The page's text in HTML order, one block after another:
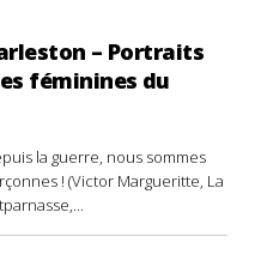
– Portraits
féminines du
la guerre, nous sommes
! (Victor Margueritte, La